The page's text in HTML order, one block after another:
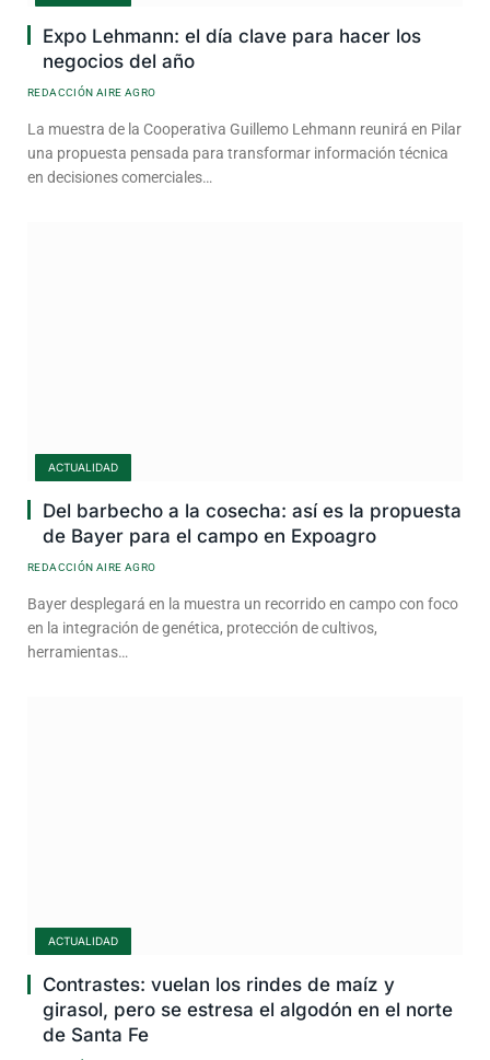
Expo Lehmann: el día clave para hacer los
negocios del año
REDACCIÓN AIRE AGRO
La muestra de la Cooperativa Guillemo Lehmann reunirá en Pilar
una propuesta pensada para transformar información técnica
en decisiones comerciales…
ACTUALIDAD
Del barbecho a la cosecha: así es la propuesta
de Bayer para el campo en Expoagro
REDACCIÓN AIRE AGRO
Bayer desplegará en la muestra un recorrido en campo con foco
en la integración de genética, protección de cultivos,
herramientas…
ACTUALIDAD
Contrastes: vuelan los rindes de maíz y
girasol, pero se estresa el algodón en el norte
de Santa Fe